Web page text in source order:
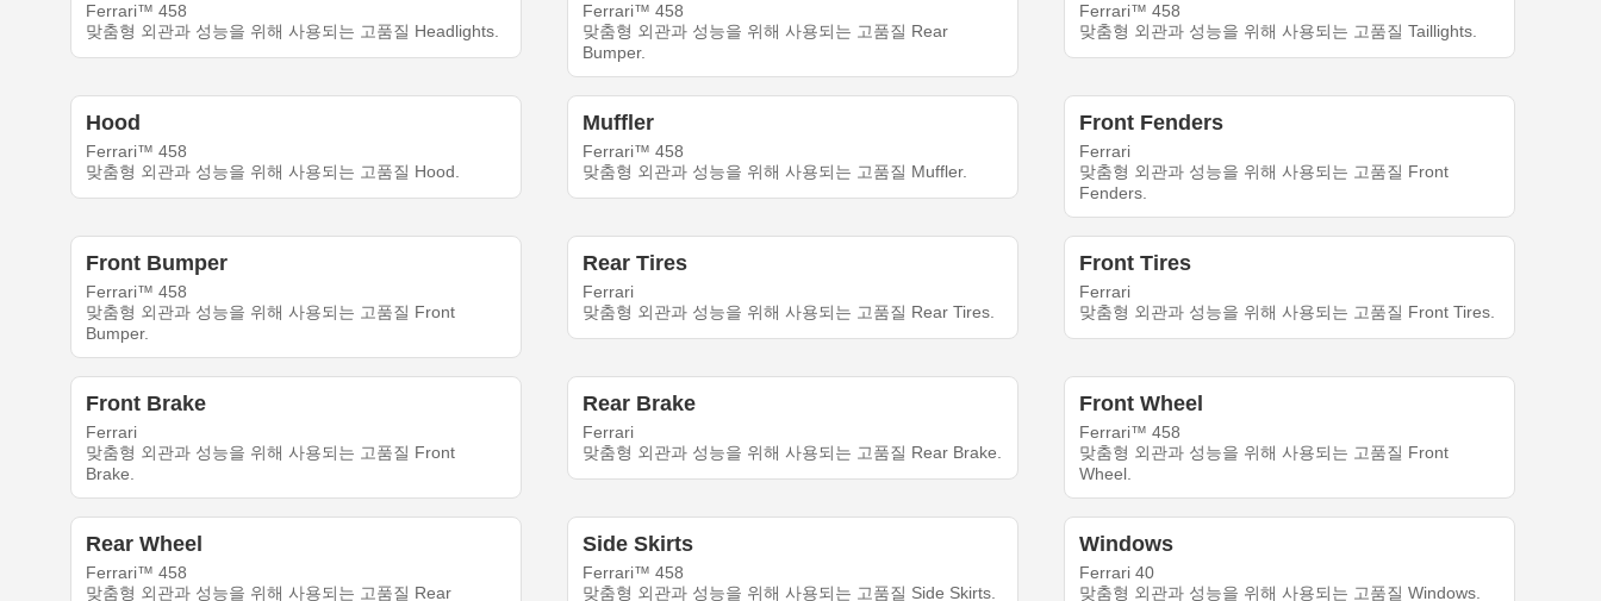
Ferrari™ 458
맞춤형 외관과 성능을 위해 사용되는 고품질 Headlights.
Ferrari™ 458
맞춤형 외관과 성능을 위해 사용되는 고품질 Rear
Bumper.
Ferrari™ 458
맞춤형 외관과 성능을 위해 사용되는 고품질 Taillights.
Hood
Ferrari™ 458
맞춤형 외관과 성능을 위해 사용되는 고품질 Hood.
Muffler
Ferrari™ 458
맞춤형 외관과 성능을 위해 사용되는 고품질 Muffler.
Front Fenders
Ferrari
맞춤형 외관과 성능을 위해 사용되는 고품질 Front
Fenders.
Front Bumper
Ferrari™ 458
맞춤형 외관과 성능을 위해 사용되는 고품질 Front
Bumper.
Rear Tires
Ferrari
맞춤형 외관과 성능을 위해 사용되는 고품질 Rear Tires.
Front Tires
Ferrari
맞춤형 외관과 성능을 위해 사용되는 고품질 Front Tires.
Front Brake
Ferrari
맞춤형 외관과 성능을 위해 사용되는 고품질 Front
Brake.
Rear Brake
Ferrari
맞춤형 외관과 성능을 위해 사용되는 고품질 Rear Brake.
Front Wheel
Ferrari™ 458
맞춤형 외관과 성능을 위해 사용되는 고품질 Front
Wheel.
Rear Wheel
Ferrari™ 458
맞춤형 외관과 성능을 위해 사용되는 고품질 Rear
Side Skirts
Ferrari™ 458
맞춤형 외관과 성능을 위해 사용되는 고품질 Side Skirts.
Windows
Ferrari 40
맞춤형 외관과 성능을 위해 사용되는 고품질 Windows.